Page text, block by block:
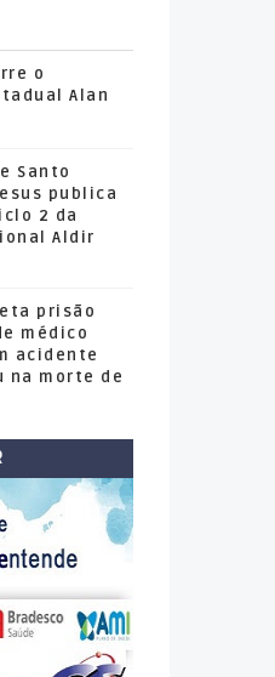
o
Alan
Santo
publica
2 da
Aldir
prisão
médico
acidente
na morte de